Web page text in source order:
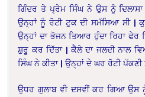
ਗਿੰਦਰ ਤੇ ਪ੍ਰੇਮ ਸਿੰਘ ਨੇ ਉਸ ਨੂੰ
ਉਨ੍ਹਾਂ ਨੂੰ ਰੋਟੀ ਟੁਕ ਦੀ ਸਮੱਸਿਆ ਸੀ |
ਉਨ੍ਹਾਂ ਦਾ ਭੋਜਨ ਤਿਆਰ ਹੁੰਦਾ ਰਿਹਾ
ਸ਼ੁਰੂ ਕਰ ਦਿੱਤਾ |ਕੈਲੇ ਦਾ ਜਲਦੀ ਨਾਲ
ਸਿੰਘ ਨੇ ਕੀਤਾ | ਉਨ੍ਹਾਂ ਦੇ ਘਰ ਰੋਟੀ
ਉਧਰ ਗੁਲਾਬ ਵੀ ਦਸਵੀਂ ਕਰ ਗਿਆ ਉਸ